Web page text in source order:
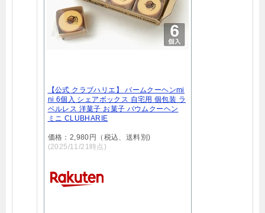
【公式 クラブハリエ】 バームクーヘンmi
ni 6個入 シェアボックス 自宅用 個包装 ラ
ベルレス 洋菓子 お菓子 バウムクーヘン
ミニ CLUBHARIE
価格：2,980円（税込、送料別)
(2025/11/21時点)